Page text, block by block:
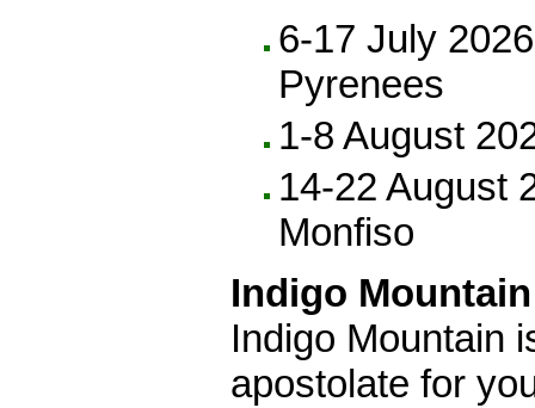
6-17 July
Pyrenees
1-8 August
14-22 August
Monfiso
Indigo Mountain
Indigo Mountain
apostolate for